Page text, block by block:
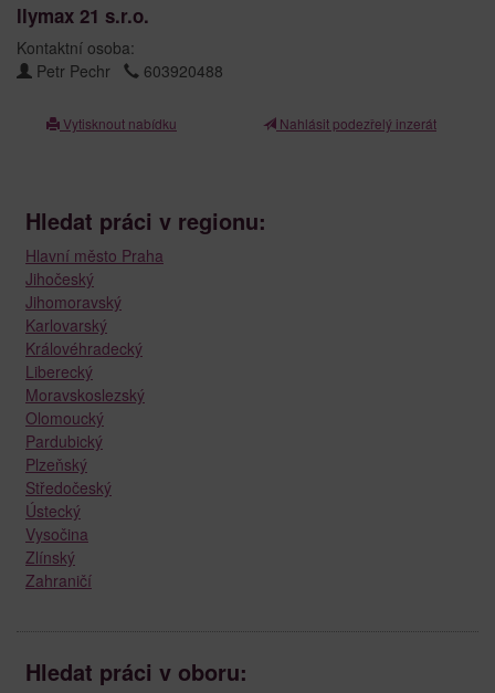
llymax 21 s.r.o.
Kontaktní osoba:
Petr Pechr
603920488
Vytisknout nabídku Nahlásit podezřelý inzerát
Hledat práci v regionu:
Hlavní město Praha
Jihočeský
Jihomoravský
Karlovarský
Královéhradecký
Liberecký
Moravskoslezský
Olomoucký
Pardubický
Plzeňský
Středočeský
Ústecký
Vysočina
Zlínský
Zahraničí
Hledat práci v oboru: